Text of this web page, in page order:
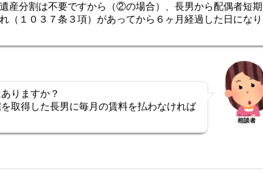
産分割は不要ですから（②の場合）、長男から配偶者短期
（１０３７条３項）があってから６ヶ月経過した日になり
りますか？
取得した長男に毎月の賃料を払わなければ
相談者